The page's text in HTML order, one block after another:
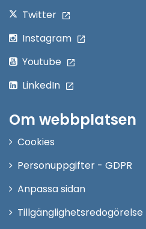
Twitter
Instagram
Youtube
LinkedIn
Om webbplatsen
Cookies
Personuppgifter - GDPR
Anpassa sidan
Tillgänglighetsredogörelse